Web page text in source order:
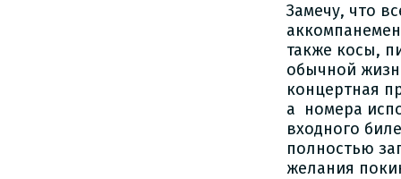
Замечу, что
также косы,
обычной
концертная
а номера
входного
полностью
желания